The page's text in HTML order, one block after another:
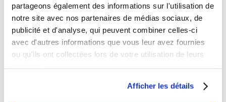
partageons également des informations sur l'utilisation de
notre site avec nos partenaires de médias sociaux, de
publicité et d'analyse, qui peuvent combiner celles-ci
avec d'autres informations que vous leur avez fournies
ou qu'ils ont collectées lors de votre utilisation de leurs
Afficher les détails